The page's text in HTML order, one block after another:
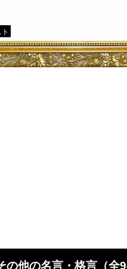
の他の名言・格言（全